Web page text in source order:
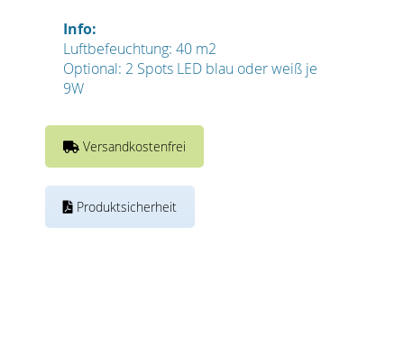
Info:
Luftbefeuchtung: 40 m2
Optional: 2 Spots LED blau oder weiß je
9W
Versandkostenfrei
Produktsicherheit